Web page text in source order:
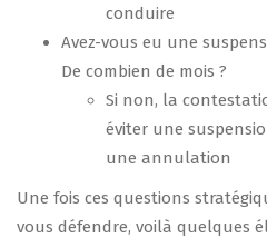
conduire
Avez-vous eu une
De combien de mois ?
Si non, la
éviter une
une annulation
Une fois ces questions
vous défendre, voilà quelques